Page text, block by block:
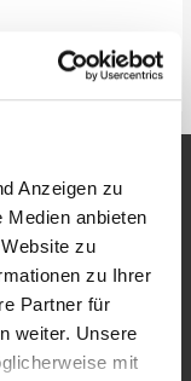
Anzeigen zu
Medien anbieten
zu
zu Ihrer
Partner für
weiter. Unsere
mit